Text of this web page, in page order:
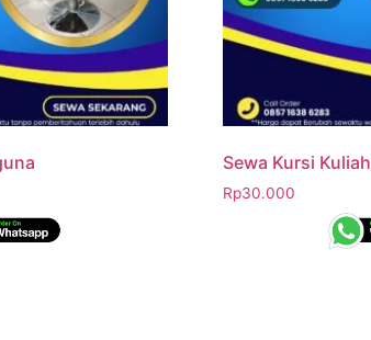
Sewa Kursi Kuliah
Rp30.000